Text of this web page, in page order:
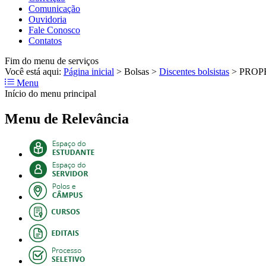
Comunicação
Ouvidoria
Fale Conosco
Contatos
Fim do menu de serviços
Você está aqui: Página inicial > Bolsas > Discentes bolsistas >
Menu
Início do menu principal
Menu de Relevância